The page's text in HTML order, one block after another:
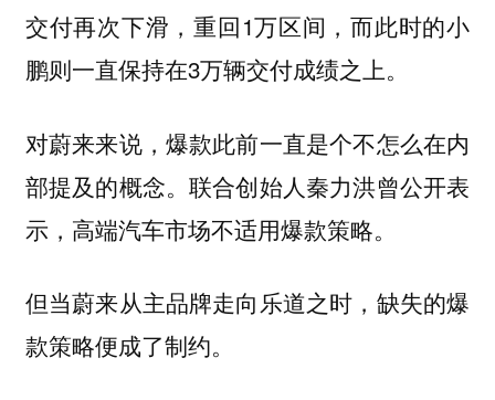
交付再次下滑，重回1万区间，而此时的小
鹏则一直保持在3万辆交付成绩之上。
对蔚来来说，爆款此前一直是个不怎么在内
部提及的概念。联合创始人秦力洪曾公开表
示，高端汽车市场不适用爆款策略。
但当蔚来从主品牌走向乐道之时，缺失的爆
款策略便成了制约。